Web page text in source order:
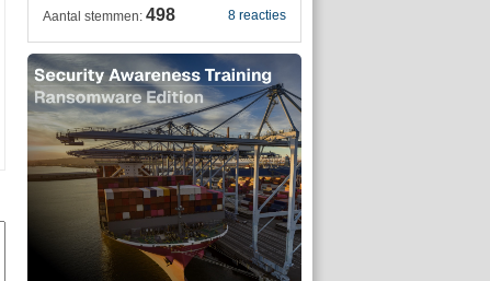
8 reacties
Aantal stemmen: 498